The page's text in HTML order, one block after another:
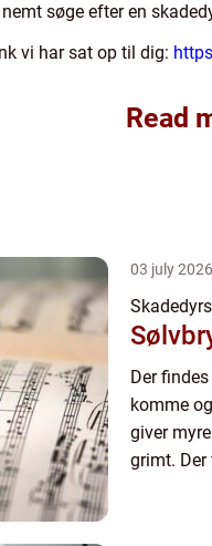
søge efter en
vi har sat op til dig:
Read
03 july 2026
Der
komme
giver
grimt.